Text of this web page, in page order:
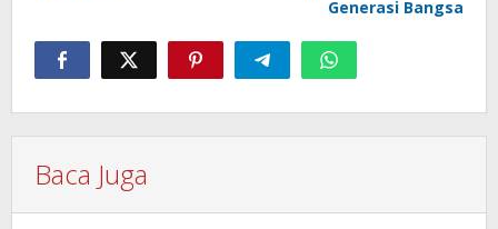
Generasi Bangsa
Baca Juga